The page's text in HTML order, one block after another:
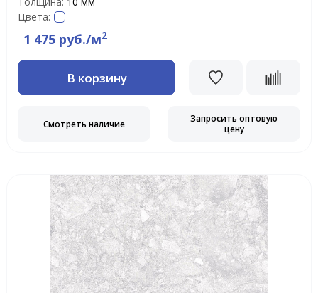
Цвета:
1 475 руб./м2
В корзину
Смотреть наличие
Запросить оптовую
цену